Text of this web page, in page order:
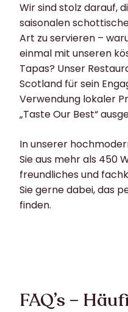
Wir sind stolz darauf,
saisonalen
Art zu servieren –
einmal mit unseren
Tapas? Unser
Scotland für sein
Verwendung lokaler
„Taste Our Best“
In unserer
Sie aus mehr als 450
freundliches und
Sie gerne dabei, das
finden.
FAQ’s –